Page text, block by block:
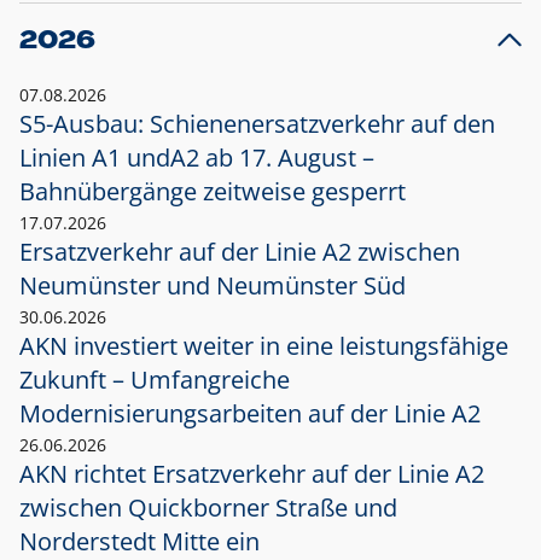
2026
07.08.2026
S5-Ausbau: Schienenersatzverkehr auf den
Linien A1 undA2 ab 17. August –
Bahnübergänge zeitweise gesperrt
17.07.2026
Ersatzverkehr auf der Linie A2 zwischen
Neumünster und Neumünster Süd
30.06.2026
AKN investiert weiter in eine leistungsfähige
Zukunft – Umfangreiche
Modernisierungsarbeiten auf der Linie A2
26.06.2026
AKN richtet Ersatzverkehr auf der Linie A2
zwischen Quickborner Straße und
Norderstedt Mitte ein